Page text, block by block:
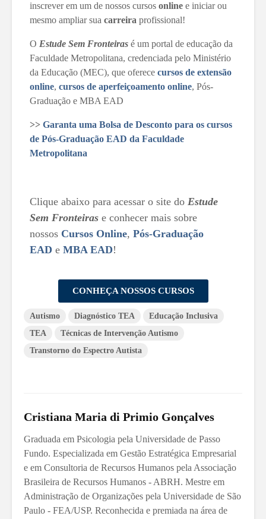
inscrever em um de nossos cursos online e iniciar ou
mesmo ampliar sua carreira profissional!
O Estude Sem Fronteiras é um portal de educação da
Faculdade Metropolitana, credenciada pelo Ministério
da Educação (MEC), que oferece cursos de extensão
online, cursos de aperfeiçoamento online, Pós-
Graduação e MBA EAD
>> Garanta uma Bolsa de Desconto para os cursos
de Pós-Graduação EAD da Faculdade
Metropolitana
Clique abaixo para acessar o site do Estude
Sem Fronteiras e conhecer mais sobre
nossos Cursos Online, Pós-Graduação
EAD e MBA EAD!
CONHEÇA NOSSOS CURSOS
Autismo Diagnóstico TEA
Educação Inclusiva
TEA
Técnicas de Intervenção Autismo
Transtorno do Espectro Autista
Cristiana Maria di Primio Gonçalves
Graduada em Psicologia pela Universidade de Passo
Fundo. Especializada em Gestão Estratégica Empresarial
e em Consultoria de Recursos Humanos pela Associação
Brasileira de Recursos Humanos - ABRH. Mestre em
Administração de Organizações pela Universidade de São
Paulo - FEA/USP. Reconhecida e premiada na área de